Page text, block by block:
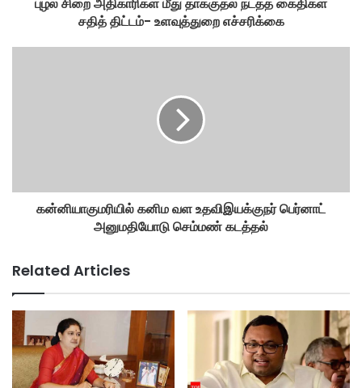
சதித் திட்டம்- உளவுத்துறை எச்சரிக்கை
கன்னியாகுமரியில் கனிம வள உதவிஇயக்குநர் பெர்னாட்
அனுமதியோடு செம்மண் கடத்தல்
Related Articles